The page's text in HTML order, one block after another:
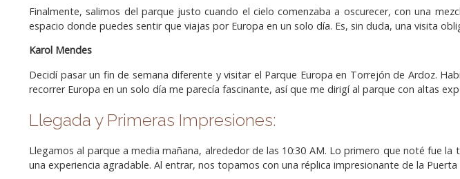
Finalmente, salimos del parque justo cuando el cielo comenzaba a oscurecer, con una
espacio donde puedes sentir que viajas por Europa en un solo día. Es, sin duda, una visita
Karol Mendes
Decidí pasar un fin de semana diferente y visitar el Parque Europa en Torrejón de Ardoz.
recorrer Europa en un solo día me parecía fascinante, así que me dirigí al parque con altas
Llegada y Primeras Impresiones:
Llegamos al parque a media mañana, alrededor de las 10:30 AM. Lo primero que noté fue
una experiencia agradable. Al entrar, nos topamos con una réplica impresionante de la